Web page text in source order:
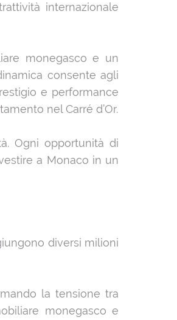
internazionale
monegasco e un
consente agli
e performance
nel Carré d’Or.
Ogni opportunità di
a Monaco in un
diversi milioni
la tensione tra
monegasco e